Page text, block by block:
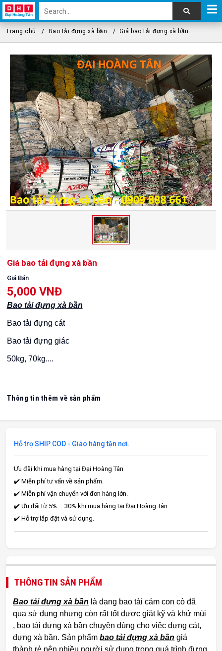
Trang chủ Bao tải đựng xà bần Giá bao tải đựng xà bần
Giá bao tải đựng xà bần
Giá Bán
5,000 VNĐ
Bao tải đựng xà bần
Bao tải đựng cát
Bao tải đựng giác
50kg, 70kg....
Thông tin thêm về sản phẩm
Hỗ trợ SHIP COD - Giao hàng tận nơi.
Ưu đãi khi mua hàng tại Đại Hoàng Tân
✔️ Miễn phí tư vấn về sản phẩm.
✔️ Miễn phí vận chuyển với đơn hàng lớn.
✔️ Ưu đãi từ 5% – 30% khi mua hàng tại Đại Hoàng Tân
✔️ Hỗ trợ lắp đặt và sử dụng.
THÔNG TIN SẢN PHẨM
Bao tải đựng xà bần là dạng bao tải cám con cò đã
qua sử dụng nhưng còn rất tốt được giặt kỹ và khử mùi
, bao tải đựng xà bần chuyên dùng cho việc đựng cát,
đựng xà bần. Sản phẩmbao tải đựng xà bần giá
thành rẻ nên nhiều người sử dụng trong quá trình đựng